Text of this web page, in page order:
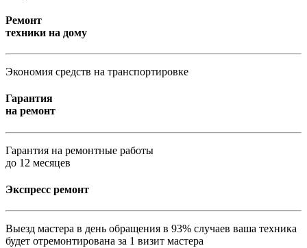
Ремонт
техники на дому
Экономия средств на транспортировке
Гарантия
на ремонт
Гарантия на ремонтные работы
до 12 месяцев
Экспресс ремонт
Выезд мастера в день обращения в 93% случаев ваша техника
будет отремонтирована за 1 визит мастера